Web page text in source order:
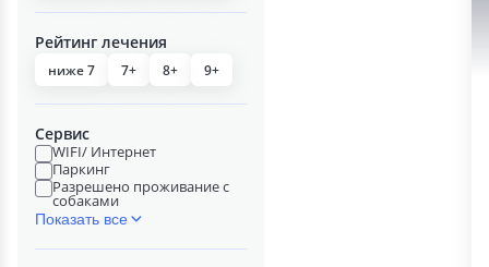
Рейтинг лечения
ниже 7 7+ 8+ 9+
Сервис
WIFI/ Интернет
Паркинг
Разрешено проживание с
собаками
Показать все